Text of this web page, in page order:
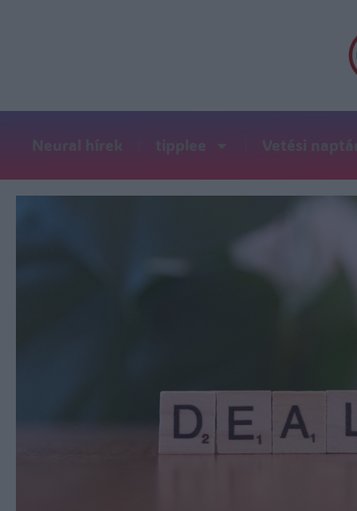
Neural hírek tipplee Vetési